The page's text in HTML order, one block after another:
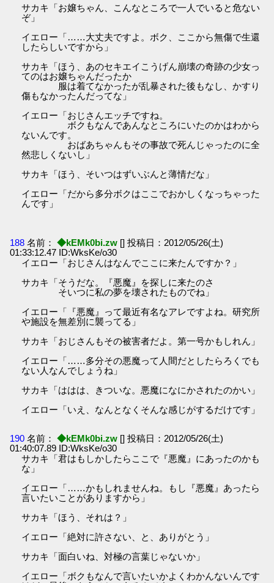
サカキ「お嬢ちゃん、こんなところで一人でいると危ない
ぞ」
イエロー「……大丈夫ですよ。ボク、ここから無傷で生還
したらしいですから」
サカキ「ほう、あのセキエイこうげん崩壊の奇跡の少女っ
てのはお嬢ちゃんだったか
服は着てなかったが乱暴された後もなし、かすり
傷もなかったんだってな」
イエロー「おじさんエッチですね。
ボクもなんであんなところにいたのかはわから
ないんです。
おばあちゃんもその事故で死んじゃったのに全
然悲しくないし」
サカキ「ほう、そいつはずいぶんと薄情だな」
イエロー「だから多分ボクはここでおかしくなっちゃった
んです」
188 名前： ◆kEMk0bi.zw [] 投稿日：2012/05/26(土)
01:33:12.47 ID:WksKe/o30
イエロー「おじさんはなんでここに来たんですか？」
サカキ「そうだな。『悪魔』を探しに来たのさ
そいつに私の夢を壊されたものでね」
イエロー「『悪魔』って最近有名なアレですよね。研究所
や施設を無差別に襲ってる」
サカキ「おじさんもその被害者だよ。第一号かもしれん」
イエロー「……多分その悪魔って人間だとしたらろくでも
ない人なんでしょうね」
サカキ「ははは、きついな。悪魔になにかされたのかい」
イエロー「いえ、なんとなくそんな感じがするだけです」
190 名前： ◆kEMk0bi.zw [] 投稿日：2012/05/26(土)
01:40:07.89 ID:WksKe/o30
サカキ「君はもしかしたらここで『悪魔』にあったのかも
な」
イエロー「……かもしれませんね。もし『悪魔』あったら
言いたいことがありますから」
サカキ「ほう、それは？」
イエロー「絶対に許さない、と、ありがとう」
サカキ「面白いね、対極の言葉じゃないか」
イエロー「ボクもなんで言いたいかよくわかんないんです